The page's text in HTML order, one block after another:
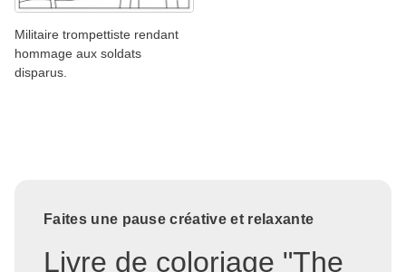
Militaire trompettiste rendant
hommage aux soldats
disparus.
Faites une pause créative et relaxante
Livre de coloriage "The